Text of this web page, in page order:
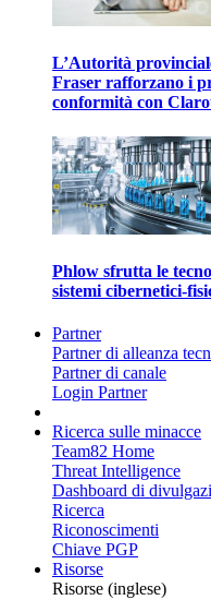
L’Autorità
Fraser rafforzano i
conformità con
Phlow sfrutta le
sistemi cibernetici-
Partner
Partner di alleanza
Partner di canale
Login Partner
Ricerca sulle minacce
Team82 Home
Threat Intelligence
Dashboard di
Ricerca
Riconoscimenti
Chiave PGP
Risorse
Risorse (inglese)